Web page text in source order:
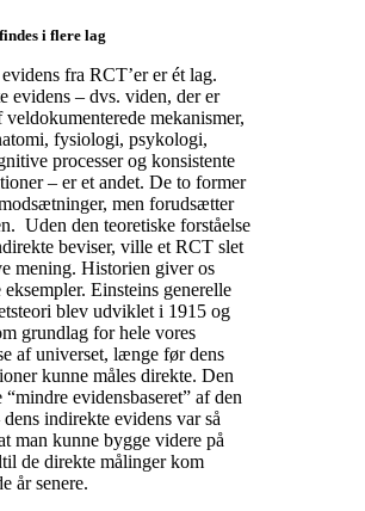
i flere lag
fra RCT’er er ét lag.
evidens – dvs. viden, der er
veldokumenterede mekanismer,
fysiologi, psykologi,
processer og konsistente
– er et andet. De to former
men forudsætter
Uden den teoretiske forståelse
beviser, ville et RCT slet
mening. Historien giver os
Einsteins generelle
blev udviklet i 1915 og
grundlag for hele vores
af universet, længe før dens
kunne måles direkte. Den
evidensbaseret” af den
indirekte evidens var så
man kunne bygge videre på
de direkte målinger kom
år senere.